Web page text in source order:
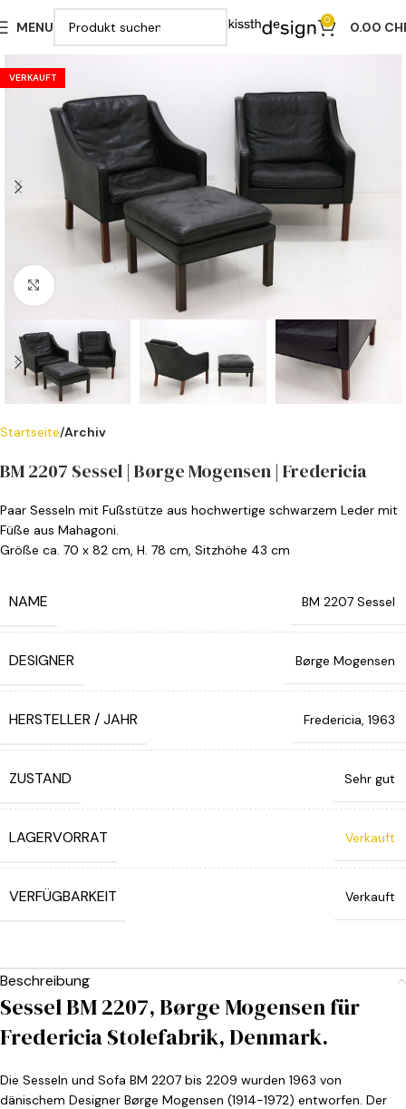
MENU 0 0.00
VERKAUFT
Klicken zu vergrößern
Startseite Archiv
BM 2207 Sessel | Børge Mogensen | Fredericia
Paar Sesseln mit Fußstütze aus hochwertige schwarzem Leder mit
Füße aus Mahagoni.
Größe ca. 70 x 82 cm, H. 78 cm, Sitzhöhe 43 cm
NAME BM 2207 Sessel
DESIGNER Børge Mogensen
HERSTELLER / JAHR Fredericia, 1963
ZUSTAND Sehr gut
LAGERVORRAT Verkauft
VERFÜGBARKEIT Verkauft
Beschreibung
Sessel BM 2207, Børge Mogensen für
Fredericia Stolefabrik, Denmark.
Die Sesseln und Sofa BM 2207 bis 2209 wurden 1963 von
dänischem Designer Børge Mogensen (1914-1972) entworfen. Der